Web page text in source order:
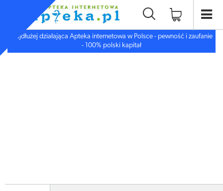
Najdłużej działająca Apteka internetowa w Polsce - pewność i zaufanie
- 100% polski kapitał